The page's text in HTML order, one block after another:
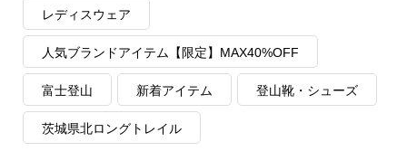
レディスウェア
人気ブランドアイテム【限定】MAX40%OFF
富士登山 新着アイテム 登山靴・シューズ
茨城県北ロングトレイル